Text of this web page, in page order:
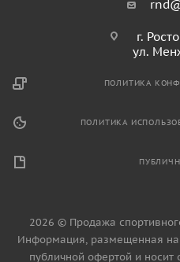
8 800
ул.
ПОЛИТИКА